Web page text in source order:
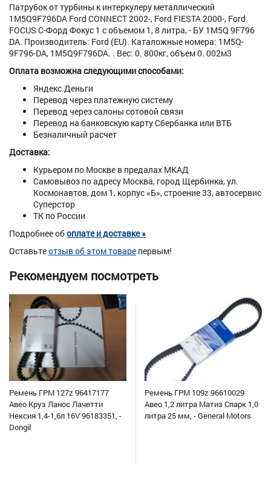
Патрубок от турбины к интеркулеру металлический
1M5Q9F796DA Ford CONNECT 2002-, Ford FIESTA 2000-, Ford
FOCUS C-Форд Фокус 1 с объемом 1, 8 литра, - БУ 1M5Q 9F796
DA. Производитель: Ford (EU). Каталожные номера: 1M5Q-
9F796-DA, 1M5Q9F796DA. . Вес: 0. 800кг, объем 0. 002м3
Оплата возможна следующими способами:
Яндекс.Деньги
Перевод через платежную систему
Перевод через салоны сотовой связи
Перевод на банковскую карту Сбербанка или ВТБ
Безналичный расчет
Доставка:
Курьером по Москве в предалах МКАД
Самовывоз по адресу Москва, город Щербинка, ул.
Космонавтов, дом 1, корпус «Б», строение 33, автосервис
Суперстор
ТК по России
Подробнее обоплате и доставке »
Оставьтеотзыв об этом товаре первым!
Рекомендуем посмотреть
Ремень ГРМ 127z 96417177
Авео Круз Ланос Лачетти
Нексия 1,4-1,6л 16V 96183351, -
Dongil
Ремень ГРМ 109z 96610029
Авео 1,2 литра Матиз Спарк 1,0
литра 25 мм, - General Motors